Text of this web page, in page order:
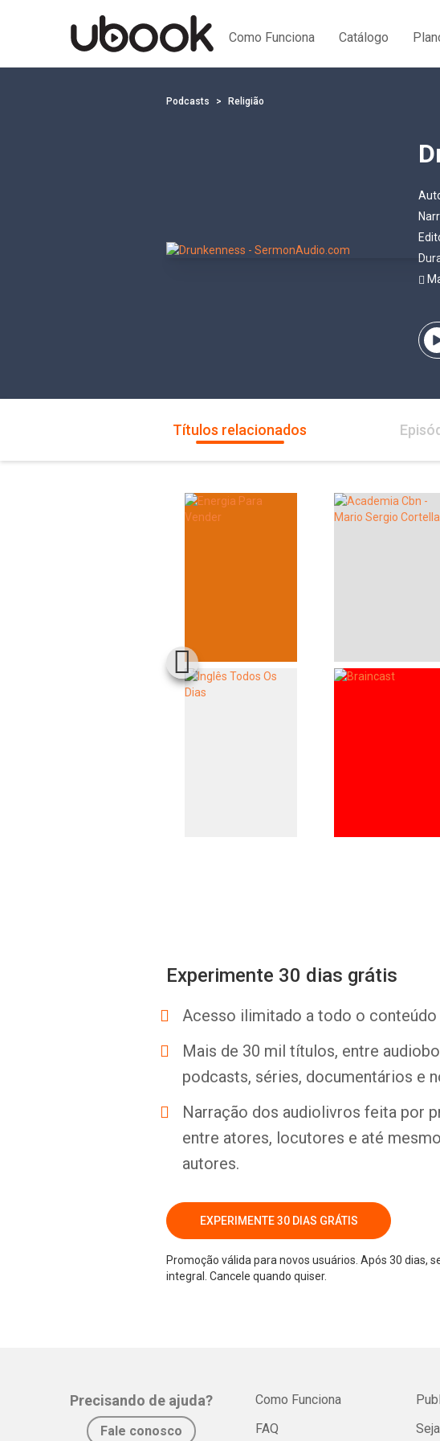
Como Funciona Catálogo
Podcasts Religião
Títulos relacionados
Experimente 30 dias grátis
Acesso ilimitado a todo o conteúdo
Mais de 30 mil títulos, entre
podcasts, séries, documentários e
Narração dos audiolivros feita por
entre atores, locutores e até
autores.
EXPERIMENTE 30 DIAS GRÁTIS
Promoção válida para novos usuários. Após 30 dias,
integral. Cancele quando quiser.
Precisando de ajuda?
Fale conosco
Como Funciona
FAQ